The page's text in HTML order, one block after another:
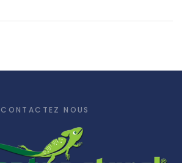
CONTACTEZ NOUS